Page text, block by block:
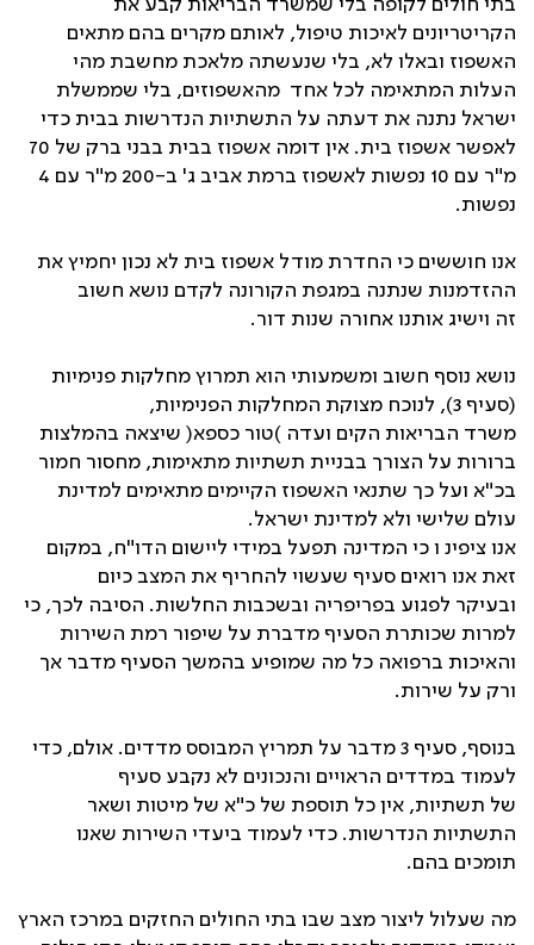
בתי חולים לקופה בלי שמשרד הבריאות קבע את
הקריטריונים לאיכות טיפול, לאותם מקרים בהם מתאים
האשפוז ובאלו לא, בלי שנעשתה מלאכת מחשבת מהי
העלות המתאימה לכל אחד מהאשפוזים, בלי שממשלת
ישראל נתנה את דעתה על התשתיות הנדרשות בבית כדי
לאפשר אשפוז בית. אין דומה אשפוז בבית בבני ברק של 70
מ"ר עם 10 נפשות לאשפוז ברמת אביב ג' ב-200 מ"ר עם 4
נפשות.
אנו חוששים כי החדרת מודל אשפוז בית לא נכון יחמיץ את
ההזדמנות שנתנה במגפת הקורונה לקדם נושא חשוב
זה וישיג אותנו אחורה שנות דור.
נושא נוסף חשוב ומשמעותי הוא תמרוץ מחלקות פנימיות
(סעיף 3), לנוכח מצוקת המחלקות הפנימיות,
משרד הבריאות הקים ועדה )טור כספא( שיצאה בהמלצות
ברורות על הצורך בבניית תשתיות מתאימות, מחסור חמור
בכ"א ועל כך שתנאי האשפוז הקיימים מתאימים למדינת
עולם שלישי ולא למדינת ישראל.
אנו ציפינ ו כי המדינה תפעל במידי ליישום הדו"ח, במקום
זאת אנו רואים סעיף שעשוי להחריף את המצב כיום
ובעיקר לפגוע בפריפריה ובשכבות החלשות. הסיבה לכך, כי
למרות שכותרת הסעיף מדברת על שיפור רמת השירות
והאיכות ברפואה כל מה שמופיע בהמשך הסעיף מדבר אך
ורק על שירות.
בנוסף, סעיף 3 מדבר על תמריץ המבוסס מדדים. אולם, כדי
לעמוד במדדים הראויים והנכונים לא נקבע סעיף
של תשתיות, אין כל תוספת של כ"א של מיטות ושאר
התשתיות הנדרשות. כדי לעמוד ביעדי השירות שאנו
תומכים בהם.
מה שעלול ליצור מצב שבו בתי החולים החזקים במרכז הארץ